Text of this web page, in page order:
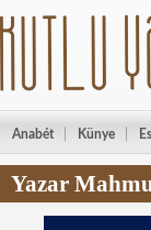
Anabét Künye
Yazar